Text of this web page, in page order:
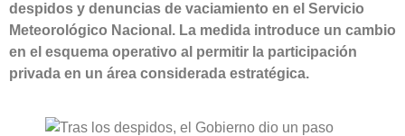
despidos y denuncias de vaciamiento en el Servicio
Meteorológico Nacional. La medida introduce un cambio
en el esquema operativo al permitir la participación
privada en un área considerada estratégica.